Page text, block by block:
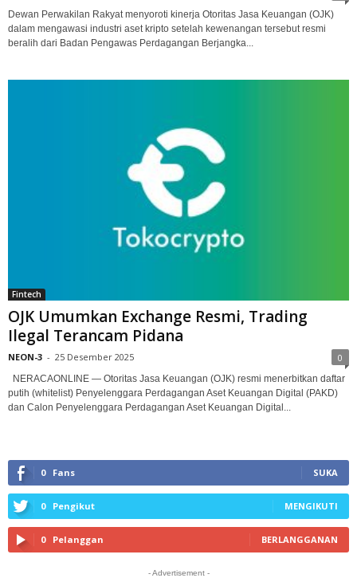
Dewan Perwakilan Rakyat menyoroti kinerja Otoritas Jasa Keuangan (OJK)
dalam mengawasi industri aset kripto setelah kewenangan tersebut resmi
beralih dari Badan Pengawas Perdagangan Berjangka...
Fintech
OJK Umumkan Exchange Resmi, Trading
Ilegal Terancam Pidana
NEON-3 - 25 Desember 2025 0
NERACAONLINE — Otoritas Jasa Keuangan (OJK) resmi menerbitkan daftar
putih (whitelist) Penyelenggara Perdagangan Aset Keuangan Digital (PAKD)
dan Calon Penyelenggara Perdagangan Aset Keuangan Digital...
0 Fans SUKA
0 Pengikut MENGIKUTI
0 Pelanggan BERLANGGANAN
- Advertisement -